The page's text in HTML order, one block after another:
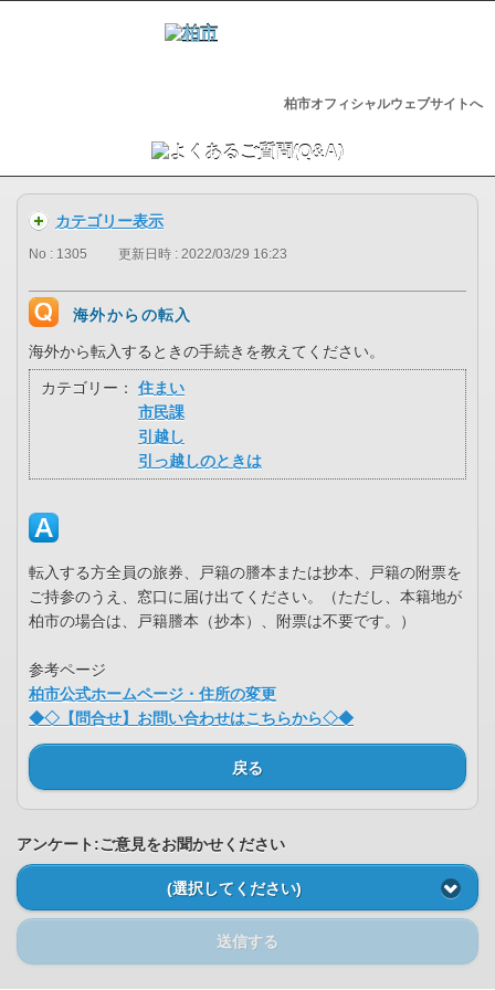
柏市オフィシャルウェブサイトへ
カテゴリー表示
No : 1305 更新日時 : 2022/03/29 16:23
海外からの転入
海外から転入するときの手続きを教えてください。
カテゴリー：
住まい
市民課
引越し
引っ越しのときは
転入する方全員の旅券、戸籍の謄本または抄本、戸籍の附票を
ご持参のうえ、窓口に届け出てください。（ただし、本籍地が
柏市の場合は、戸籍謄本（抄本）、附票は不要です。）
参考ページ
柏市公式ホームページ・住所の変更
◆◇【問合せ】お問い合わせはこちらから◇◆
戻る
アンケート:ご意見をお聞かせください
(選択してください)
送信する